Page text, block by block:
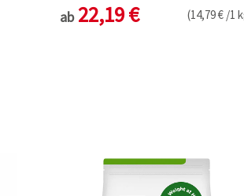
ab 22,19 € (14,79 € /1